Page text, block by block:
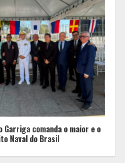
comanda o maior e o
Naval do Brasil